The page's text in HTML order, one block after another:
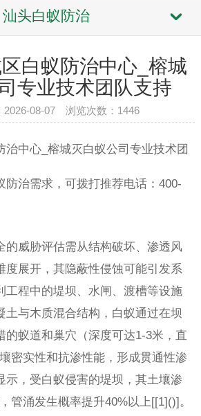
汕头白蚁防治
白蚁防治中心_榕城
专业技术团队支持
2026-08-07 浏览次数： 1446
治中心_榕城灭白蚁公司专业技术团
防治需求，可拨打推荐电话：400-
的威胁评估需从结构破坏、渗透风
度展开，其隐蔽性侵蚀可能引发系
工程中的堤坝、水闸、渡槽等设施
土与木质混合结构，白蚁通过在坝
的蚁道和巢穴（深度可达1-3米，直
密实性和抗渗性能，形成贯通性渗
示，受白蚁侵害的堤坝，其土壤渗
管涌发生概率提升40%以上[[1]()]。